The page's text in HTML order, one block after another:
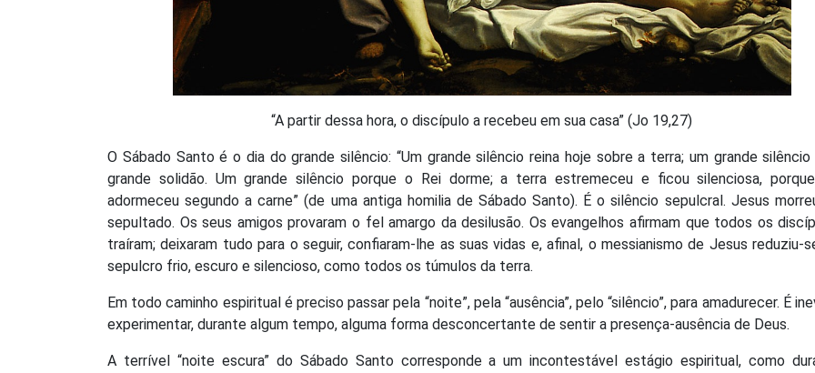
“A partir dessa hora, o discípulo a recebeu em sua casa” (Jo 19,27)
O Sábado Santo é o dia do grande silêncio: “Um grande silêncio reina hoje sobre a terra; um grande
grande solidão. Um grande silêncio porque o Rei dorme; a terra estremeceu e ficou silenciosa,
adormeceu segundo a carne” (de uma antiga homilia de Sábado Santo). É o silêncio sepulcral. Jesus
sepultado. Os seus amigos provaram o fel amargo da desilusão. Os evangelhos afirmam que todos os
traíram; deixaram tudo para o seguir, confiaram-lhe as suas vidas e, afinal, o messianismo de Jesus reduziu-
sepulcro frio, escuro e silencioso, como todos os túmulos da terra.
Em todo caminho espiritual é preciso passar pela “noite”, pela “ausência”, pelo “silêncio”, para amadurecer. É
experimentar, durante algum tempo, alguma forma desconcertante de sentir a presença-ausência de Deus.
A terrível “noite escura” do Sábado Santo corresponde a um incontestável estágio espiritual, como